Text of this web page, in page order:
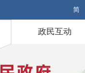
简
政民互动